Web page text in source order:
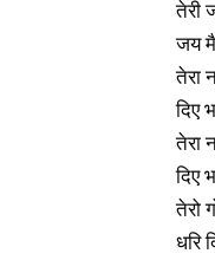
तेरी
जय
तेरा
दिए
तेरा
दिए
तेरो
धरि